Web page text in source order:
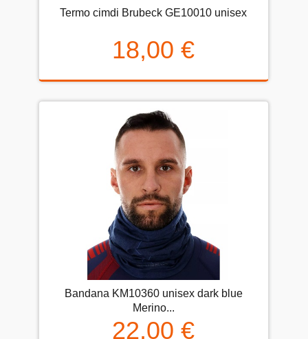
Termo cimdi Brubeck GE10010 unisex
18,00 €
Bandana KM10360 unisex dark blue
Merino...
22,00 €